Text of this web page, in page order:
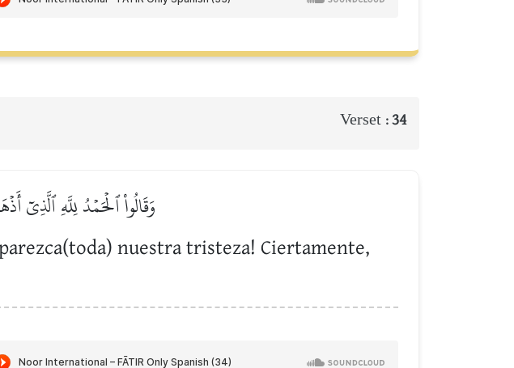
Verset :34
وَقَالُواْ ٱلۡحَمۡدُ لِلَّهِ ٱلَّذِيٓ
nuestra tristeza! Ciertamente,